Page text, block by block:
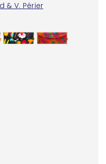
& V. Périer